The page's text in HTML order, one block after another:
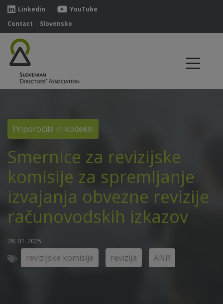
Linkedin
YouTube
Contact
Slovensko
Priporočila in kodeksi
Smernice za revizijske
komisije za spremljanje
izvajanja obvezne revizije
računovodskih izkazov
28. 01. 2025
revizijske komisije revizija ANR